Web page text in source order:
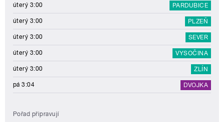
úterý 3:00 PARDUBICE
úterý 3:00 PLZEŇ
úterý 3:00 SEVER
úterý 3:00 VYSOČINA
úterý 3:00 ZLÍN
pá 3:04 DVOJKA
Pořad připravují